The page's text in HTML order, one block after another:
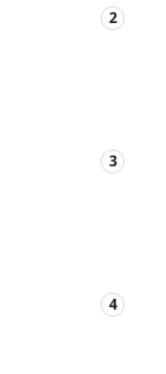
n
n
e